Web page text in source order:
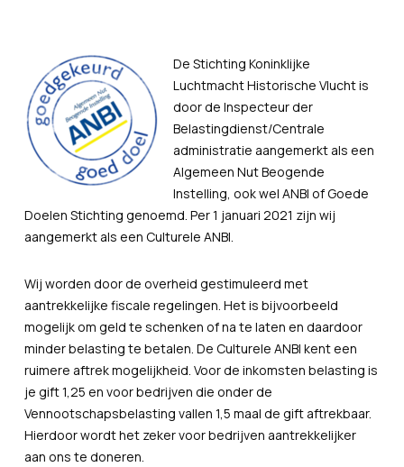
De Stichting Koninklijke
Luchtmacht Historische Vlucht is
door de Inspecteur der
Belastingdienst/Centrale
administratie aangemerkt als een
Algemeen Nut Beogende
Instelling, ook wel ANBI of Goede
Doelen Stichting genoemd. Per 1 januari 2021 zijn wij
aangemerkt als een Culturele ANBI.
Wij worden door de overheid gestimuleerd met
aantrekkelijke fiscale regelingen. Het is bijvoorbeeld
mogelijk om geld te schenken of na te laten en daardoor
minder belasting te betalen. De Culturele ANBI kent een
ruimere aftrek mogelijkheid. Voor de inkomsten belasting is
je gift 1,25 en voor bedrijven die onder de
Vennootschapsbelasting vallen 1,5 maal de gift aftrekbaar.
Hierdoor wordt het zeker voor bedrijven aantrekkelijker
aan ons te doneren.